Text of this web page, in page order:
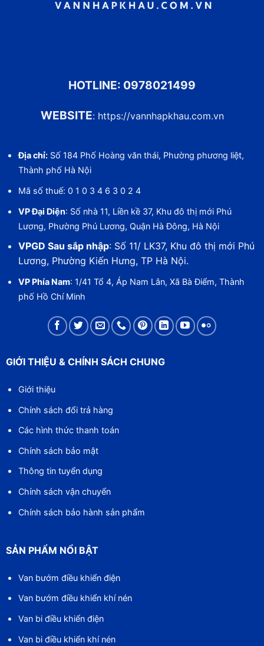
HOTLINE: 0978021499
WEBSITE: https://vannhapkhau.com.vn
Địa chỉ:Số 184 Phố Hoàng văn thái, Phường phương liệt,
Thành phố Hà Nội
Mã số thuế: 0 1 0 3 4 6 3 0 2 4
VP Đại Diện: Số nhà 11, Liền kề 37, Khu đô thị mới Phú
Lương, Phường Phú Lương, Quận Hà Đông, Hà Nội
VPGD Sau sắp nhập: Số 11/ LK37, Khu đô thị mới Phú
Lương, Phường Kiến Hưng, TP Hà Nội.
VP Phía Nam: 1/41 Tổ 4, Áp Nam Lân, Xã Bà Điểm, Thành
phố Hồ Chí Minh
GIỚI THIỆU & CHÍNH SÁCH CHUNG
Giới thiệu
Chính sách đổi trả hàng
Các hình thức thanh toán
Chính sách bảo mật
Thông tin tuyển dụng
Chính sách vận chuyển
Chính sách bảo hành sản phẩm
SẢN PHẨM NỔI BẬT
Van bướm điều khiển điện
Van bướm điều khiển khí nén
Van bi điều khiển điện
Van bi điều khiển khí nén